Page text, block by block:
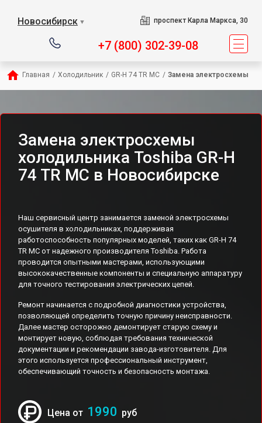
Новосибирск ▼ проспект Карла Маркса, 30
+7 (800) 302-39-08
Главная / Холодильник / GR-H 74 TR MC / Замена электросхемы
Замена электросхемы
холодильника Toshiba GR-H
74 TR MC в Новосибирске
Наш сервисный центр занимается заменой электросхемы
осушителя в холодильниках, поддерживая
работоспособность популярных моделей, таких как GR-H 74
TR MC от надежного производителя Toshiba. Работа
проводится опытными мастерами, использующими
высококачественные компоненты и специальную аппаратуру
для точного тестирования электрических цепей.
Ремонт начинается с подробной диагностики устройства,
позволяющей определить точную причину неисправности.
Далее мастер осторожно демонтирует старую схему и
монтирует новую, соблюдая требования технической
документации и рекомендации завода-изготовителя. Для
этого используется профессиональный инструмент,
обеспечивающий точность и безопасность монтажа.
Цена от 1990 руб